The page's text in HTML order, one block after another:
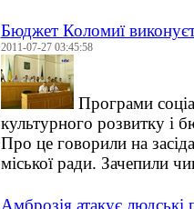
Бюджет Коломиї
2011-07-27 03:45:58
Програми
культурного розвитку і
Про це говорили на
міської ради. Зачепили
Амброзія атакує